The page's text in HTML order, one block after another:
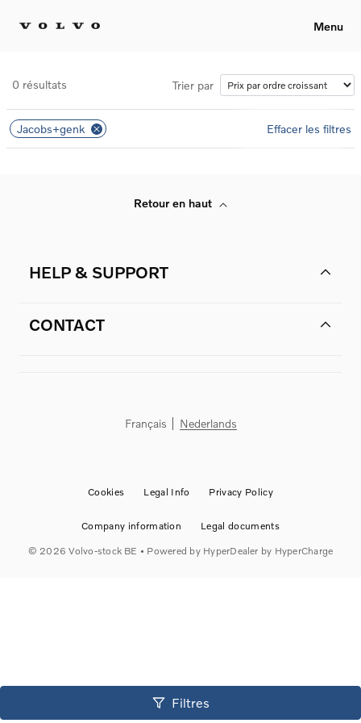
Menu
Filtres
0 résultats Trier par
Jacobs+genk Effacer les filtres
Retour en haut
HELP & SUPPORT
CONTACT
Français Nederlands
Cookies Legal Info Privacy Policy
Company information Legal documents
© 2026 Volvo-stock BE • Powered by HyperDealer by HyperCharge